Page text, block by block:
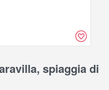
spiaggia di